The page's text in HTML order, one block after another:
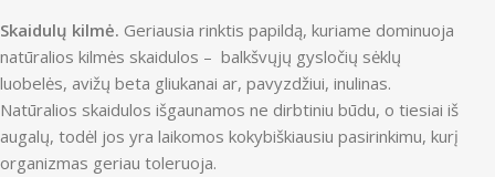
Skaidulų kilmė. Geriausia rinktis papildą, kuriame dominuoja
natūralios kilmės skaidulos – balkšvųjų gysločių sėklų
luobelės, avižų beta gliukanai ar, pavyzdžiui, inulinas.
Natūralios skaidulos išgaunamos ne dirbtiniu būdu, o tiesiai iš
augalų, todėl jos yra laikomos kokybiškiausiu pasirinkimu, kurį
organizmas geriau toleruoja.